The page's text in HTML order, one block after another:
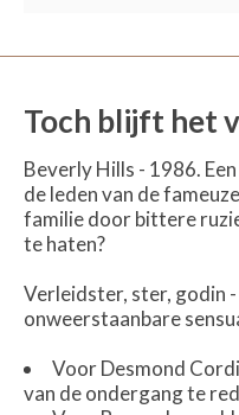
Toch blijft het
Beverly Hills - 1986.
de leden van de
familie door bittere
te haten?
Verleidster, ster, godin
onweerstaanbare
Voor Desmond
van de ondergang te